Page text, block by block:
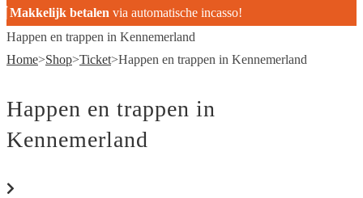
Makkelijk betalen via automatische incasso!
Happen en trappen in Kennemerland
Home>Shop>Ticket>Happen en trappen in Kennemerland
Happen en trappen in
Kennemerland